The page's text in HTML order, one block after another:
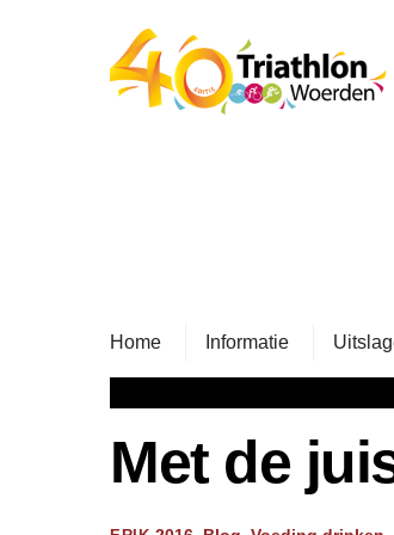
Home Informatie
Met de